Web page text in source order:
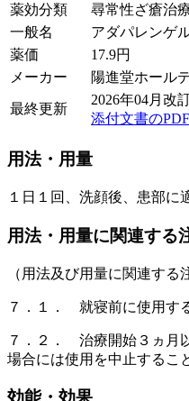
薬効分類
尋常性ざ瘡治
一般名
アダパレンゲ
薬価
17.9円
メーカー
陽進堂ホール
最終更新
2026年04月改
添付文書の
用法・用量
１日１回、洗顔後、患部に
用法・用量に関連する
（用法及び用量に関連する
７．１． 就寝前に使用す
７．２． 治療開始３ヵ月
場合には使用を中止するこ